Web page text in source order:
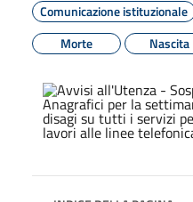
Comunicazione istituzionale
Morte
Nascita